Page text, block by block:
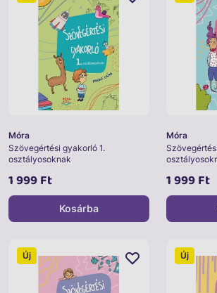
Móra
Szövegértési gyakorló 1.
osztályosoknak
1 999 Ft
Kosárba
Móra
1 999 Ft
Új Új